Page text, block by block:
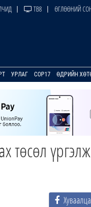
ТВ8 ӨГЛӨӨНИЙ
УРЛАГ COP17 ӨДРИЙН
төсөл